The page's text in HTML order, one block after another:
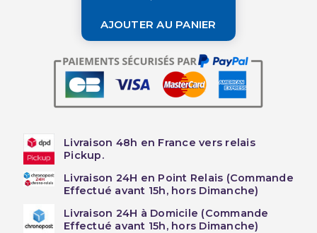
AJOUTER AU PANIER
Livraison 48h en France vers relais
Pickup.
Livraison 24H en Point Relais (Commande
Effectué avant 15h, hors Dimanche)
Livraison 24H à Domicile (Commande
Effectué avant 15h, hors Dimanche)